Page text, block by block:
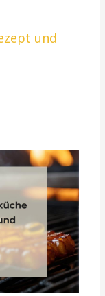
und